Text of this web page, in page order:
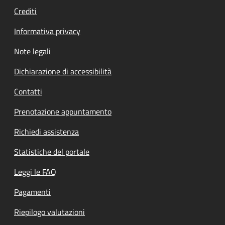
Crediti
Informativa privacy
Note legali
Dichiarazione di accessibilità
Contatti
Prenotazione appuntamento
Richiedi assistenza
Statistiche del portale
Leggi le FAQ
Pagamenti
Riepilogo valutazioni